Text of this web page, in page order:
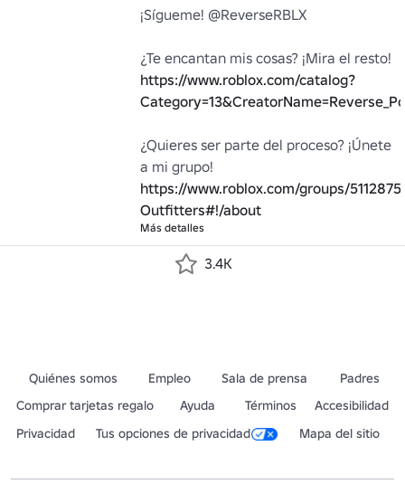
¡Sígueme! @ReverseRBLX
https://www.roblox.com/catalog?
¿Quieres ser parte del proceso? ¡Únete
https://www.roblox.com/groups/
Outfitters#!/about
Más detalles
3.4K
Quiénes somos Empleo Sala de prensa
Padres
Comprar tarjetas regalo
Ayuda Términos
Accesibilidad
Privacidad
Tus opciones de privacidad Mapa del sitio